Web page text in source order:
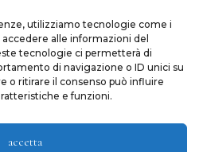
utilizziamo tecnologie come i
alle informazioni del
tecnologie ci permetterà di
di navigazione o ID unici su
o ritirare il consenso può influire
e funzioni.
accetta
Reves | All rights reserved
and by